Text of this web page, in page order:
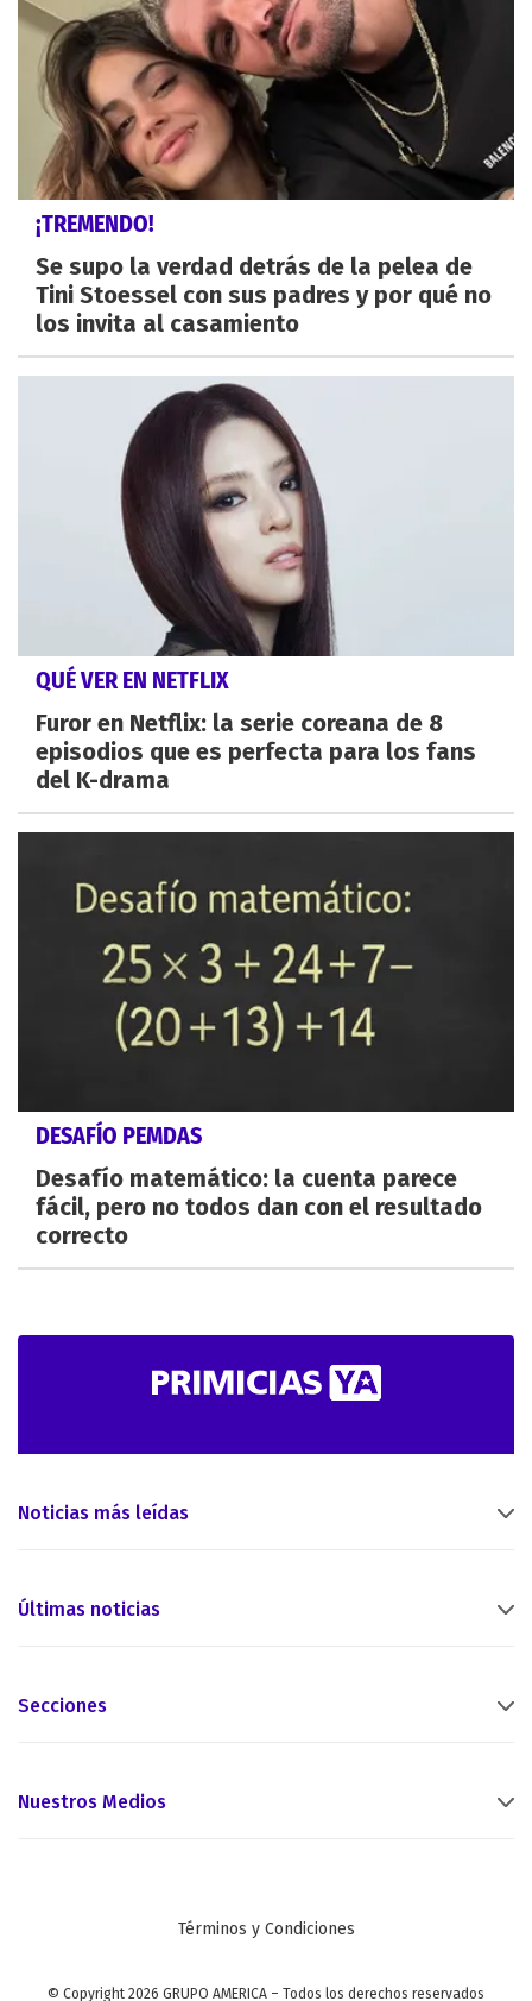
¡TREMENDO!
Se supo la verdad detrás de la pelea de
Tini Stoessel con sus padres y por qué no
los invita al casamiento
QUÉ VER EN NETFLIX
Furor en Netflix: la serie coreana de 8
episodios que es perfecta para los fans
del K-drama
DESAFÍO PEMDAS
Desafío matemático: la cuenta parece
fácil, pero no todos dan con el resultado
correcto
Noticias más leídas
Últimas noticias
Secciones
Nuestros Medios
Términos y Condiciones
© Copyright 2026 GRUPO AMERICA – Todos los derechos reservados